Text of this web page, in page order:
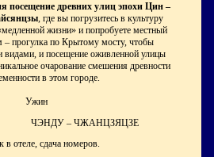
посещение древних улиц эпохи Цин –
, где вы погрузитесь в культуру
жизни» и попробуете местный
– прогулка по Крытому мосту, чтобы
видами, и посещение оживленной улицы
очарование смешения древности
в этом городе.
Ужин
ЧЭНДУ – ЧЖАНЦЗЯЦЗЕ
в отеле, сдача номеров.